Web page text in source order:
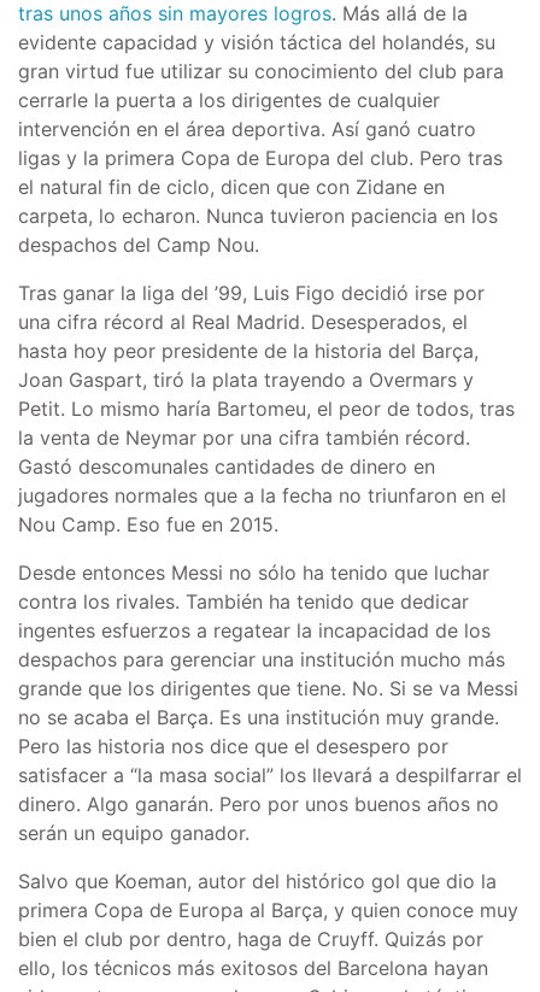
tras unos años sin mayores logros. Más allá de la
evidente capacidad y visión táctica del holandés, su
gran virtud fue utilizar su conocimiento del club para
cerrarle la puerta a los dirigentes de cualquier
intervención en el área deportiva. Así ganó cuatro
ligas y la primera Copa de Europa del club. Pero tras
el natural fin de ciclo, dicen que con Zidane en
carpeta, lo echaron. Nunca tuvieron paciencia en los
despachos del Camp Nou.
Tras ganar la liga del ’99, Luis Figo decidió irse por
una cifra récord al Real Madrid. Desesperados, el
hasta hoy peor presidente de la historia del Barça,
Joan Gaspart, tiró la plata trayendo a Overmars y
Petit. Lo mismo haría Bartomeu, el peor de todos, tras
la venta de Neymar por una cifra también récord.
Gastó descomunales cantidades de dinero en
jugadores normales que a la fecha no triunfaron en el
Nou Camp. Eso fue en 2015.
Desde entonces Messi no sólo ha tenido que luchar
contra los rivales. También ha tenido que dedicar
ingentes esfuerzos a regatear la incapacidad de los
despachos para gerenciar una institución mucho más
grande que los dirigentes que tiene. No. Si se va Messi
no se acaba el Barça. Es una institución muy grande.
Pero las historia nos dice que el desespero por
satisfacer a “la masa social” los llevará a despilfarrar el
dinero. Algo ganarán. Pero por unos buenos años no
serán un equipo ganador.
Salvo que Koeman, autor del histórico gol que dio la
primera Copa de Europa al Barça, y quien conoce muy
bien el club por dentro, haga de Cruyff. Quizás por
ello, los técnicos más exitosos del Barcelona hayan